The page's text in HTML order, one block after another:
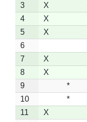
3
X
4
X
5
X
6
7
X
8
X
9
*
10
*
11
X